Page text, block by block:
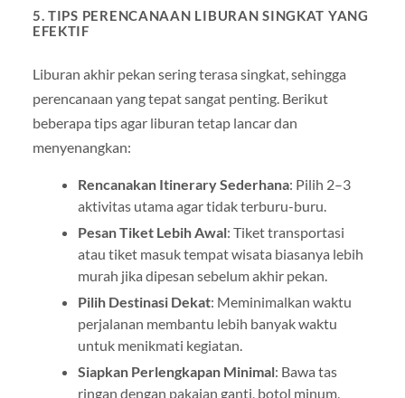
5. TIPS PERENCANAAN LIBURAN SINGKAT YANG
EFEKTIF
Liburan akhir pekan sering terasa singkat, sehingga
perencanaan yang tepat sangat penting. Berikut
beberapa tips agar liburan tetap lancar dan
menyenangkan:
Rencanakan Itinerary Sederhana: Pilih 2–3
aktivitas utama agar tidak terburu-buru.
Pesan Tiket Lebih Awal: Tiket transportasi
atau tiket masuk tempat wisata biasanya lebih
murah jika dipesan sebelum akhir pekan.
Pilih Destinasi Dekat: Meminimalkan waktu
perjalanan membantu lebih banyak waktu
untuk menikmati kegiatan.
Siapkan Perlengkapan Minimal: Bawa tas
ringan dengan pakaian ganti, botol minum,